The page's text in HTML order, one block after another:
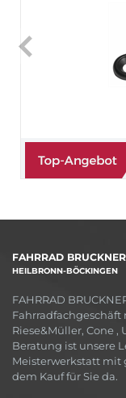
FAHRRAD BRUCKNER
HEILBRONN-BÖCKINGEN
FAHRRAD
Fahrradfachgeschäft
Riese&Müller, Cone ,
Beratung ist unsere
Meisterwerkstatt mit
dem Kauf für Sie da.